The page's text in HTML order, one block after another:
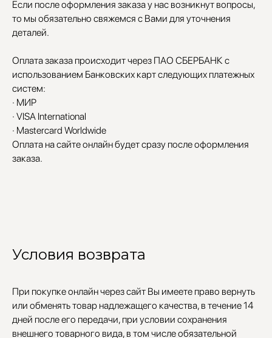
Если после оформления заказа у нас возникнут вопросы,
то мы обязательно свяжемся с Вами для уточнения
деталей.
Оплата заказа происходит через ПАО СБЕРБАНК с
использованием Банковских карт следующих платежных
систем:
· МИР
· VISA International
· Mastercard Worldwide
Оплата на сайте онлайн будет сразу после оформления
заказа.
Условия возврата
При покупке онлайн через сайт Вы имеете право вернуть
или обменять товар надлежащего качества, в течение 14
дней после его передачи, при условии сохранения
внешнего товарного вида, в том числе обязательной